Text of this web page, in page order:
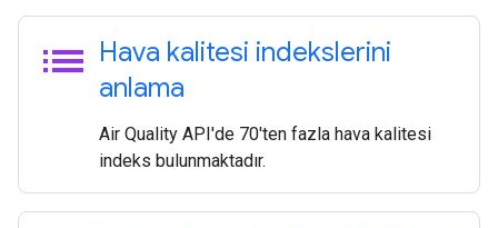
list Hava kalitesi indekslerini
anlama
Air Quality API'de 70'ten fazla hava kalitesi
indeks bulunmaktadır.